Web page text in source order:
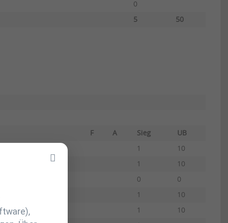
0
5
50
F A Sieg
UB
1
10
1
10
0
0
1
10
1
10